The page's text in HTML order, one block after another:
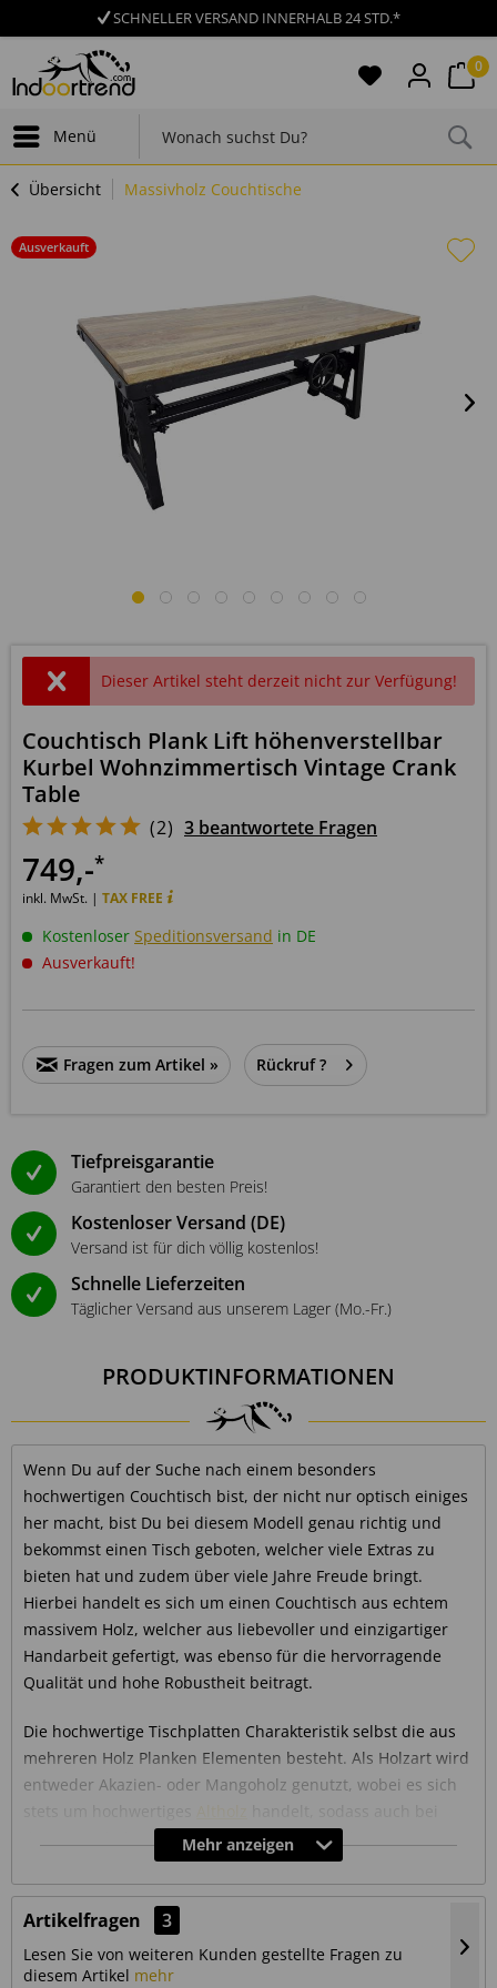
SCHNELLER VERSAND INNERHALB 24 STD.*
Menü
0
Übersicht Massivholz Couchtische
Ausverkauft
Dieser Artikel steht derzeit nicht zur Verfügung!
Couchtisch Plank Lift höhenverstellbar
Kurbel Wohnzimmertisch Vintage Crank
Table
(2) 3 beantwortete Fragen
749,-*
inkl. MwSt. | TAX FREE
Kostenloser Speditionsversand in DE
Ausverkauft!
Fragen zum Artikel » Rückruf ?
Tiefpreisgarantie
Garantiert den besten Preis!
Kostenloser Versand (DE)
Versand ist für dich völlig kostenlos!
Schnelle Lieferzeiten
Täglicher Versand aus unserem Lager (Mo.-Fr.)
PRODUKTINFORMATIONEN
Wenn Du auf der Suche nach einem besonders
hochwertigen Couchtisch bist, der nicht nur optisch einiges
her macht, bist Du bei diesem Modell genau richtig und
bekommst einen Tisch geboten, welcher viele Extras zu
bieten hat und zudem über viele Jahre Freude bringt.
Hierbei handelt es sich um einen Couchtisch aus echtem
massivem Holz, welcher aus liebevoller und einzigartiger
Handarbeit gefertigt, was ebenso für die hervorragende
Qualität und hohe Robustheit beitragt.
Die hochwertige Tischplatten Charakteristik selbst die aus
mehreren Holz Planken Elementen besteht. Als Holzart wird
entweder Akazien- oder Mangoholz genutzt, wobei es sich
diesem Möbelstück die Nachhaltigkeit, welche uns so
wichtig ist, nicht zu kurz kommt.
Der Couchtisch im
Mit der Kombination aus einer massiv Holzplatte sowie
Mehr anzeigen
Artikelfragen 3
Lesen Sie von weiteren Kunden gestellte Fragen zu
diesem Artikel mehr